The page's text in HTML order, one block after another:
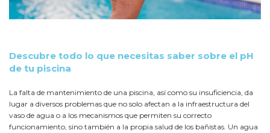
Descubre todo lo que necesitas saber sobre el pH
de tu piscina
La falta de mantenimiento de una piscina, así como su insuficiencia, da
lugar a diversos problemas que no solo afectan a la infraestructura del
vaso de agua o a los mecanismos que permiten su correcto
funcionamiento, sino también a la propia salud de los bañistas. Un agua